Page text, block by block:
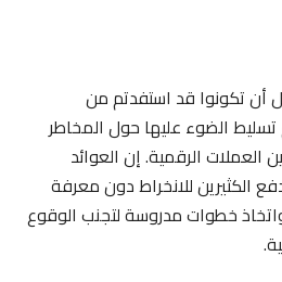
أن تكونوا قد استفدتم من
الضوء عليها حول المخاطر
العملات الرقمية. إن العوائد
الكثيرين للانخراط دون معرفة
خطوات مدروسة لتجنب الوقوع